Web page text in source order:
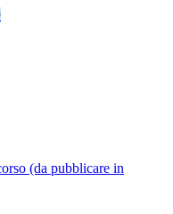
(da pubblicare in